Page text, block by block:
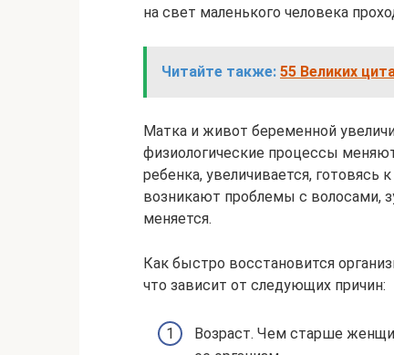
на свет маленького человека
Читайте также: 55 Великих
Матка и живот беременной
физиологические процессы
ребенка, увеличивается,
возникают проблемы с волосами,
меняется.
Как быстро восстановится
что зависит от следующих причин:
Возраст. Чем старше